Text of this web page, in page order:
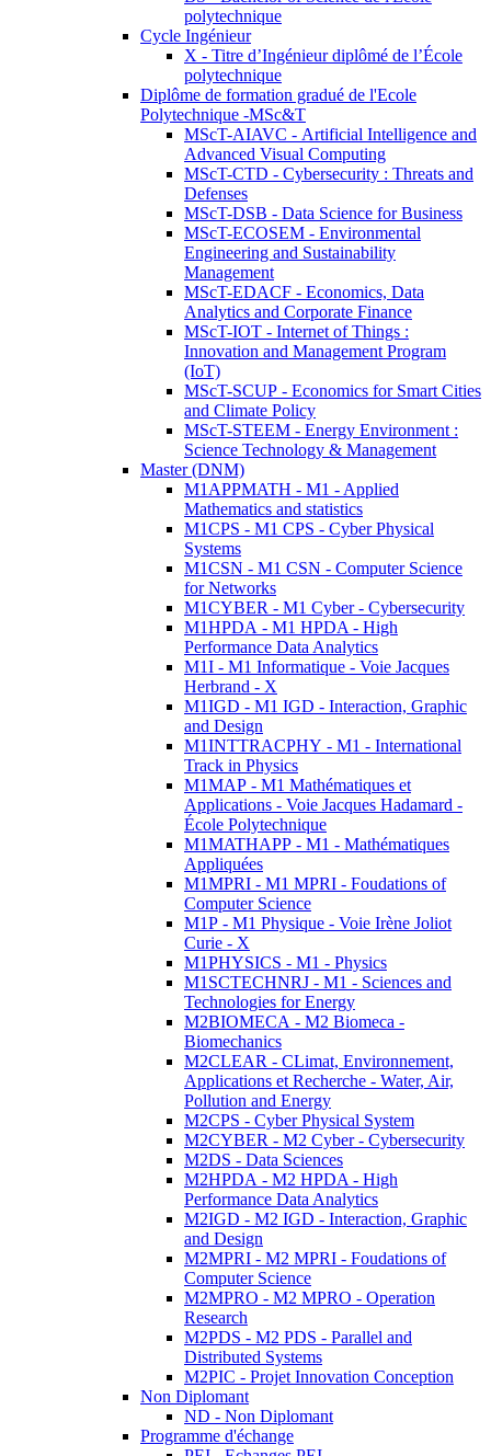
polytechnique
Cycle Ingénieur
X - Titre d’Ingénieur diplômé de l’École
polytechnique
Diplôme de formation gradué de l'Ecole
Polytechnique -MSc&T
MScT-AIAVC - Artificial Intelligence and
Advanced Visual Computing
MScT-CTD - Cybersecurity : Threats and
Defenses
MScT-DSB - Data Science for Business
MScT-ECOSEM - Environmental
Engineering and Sustainability
Management
MScT-EDACF - Economics, Data
Analytics and Corporate Finance
MScT-IOT - Internet of Things :
Innovation and Management Program
(IoT)
MScT-SCUP - Economics for Smart Cities
and Climate Policy
MScT-STEEM - Energy Environment :
Science Technology & Management
Master (DNM)
M1APPMATH - M1 - Applied
Mathematics and statistics
M1CPS - M1 CPS - Cyber Physical
Systems
M1CSN - M1 CSN - Computer Science
for Networks
M1CYBER - M1 Cyber - Cybersecurity
M1HPDA - M1 HPDA - High
Performance Data Analytics
M1I - M1 Informatique - Voie Jacques
Herbrand - X
M1IGD - M1 IGD - Interaction, Graphic
and Design
M1INTTRACPHY - M1 - International
Track in Physics
M1MAP - M1 Mathématiques et
Applications - Voie Jacques Hadamard -
École Polytechnique
M1MATHAPP - M1 - Mathématiques
Appliquées
M1MPRI - M1 MPRI - Foudations of
Computer Science
M1P - M1 Physique - Voie Irène Joliot
Curie - X
M1PHYSICS - M1 - Physics
M1SCTECHNRJ - M1 - Sciences and
Technologies for Energy
M2BIOMECA - M2 Biomeca -
Biomechanics
M2CLEAR - CLimat, Environnement,
Applications et Recherche - Water, Air,
Pollution and Energy
M2CPS - Cyber Physical System
M2CYBER - M2 Cyber - Cybersecurity
M2DS - Data Sciences
M2HPDA - M2 HPDA - High
Performance Data Analytics
M2IGD - M2 IGD - Interaction, Graphic
and Design
M2MPRI - M2 MPRI - Foudations of
Computer Science
M2MPRO - M2 MPRO - Operation
Research
M2PDS - M2 PDS - Parallel and
Distributed Systems
M2PIC - Projet Innovation Conception
Non Diplomant
ND - Non Diplomant
Programme d'échange